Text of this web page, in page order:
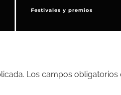
Festivales y premios
Los campos